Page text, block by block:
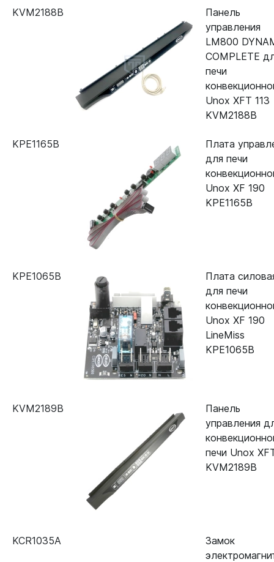
KVM2188B
Панель
управления
LM800
COMPLETE
печи
Unox XFT 113
KVM2188B
KPE1165B
Плата
для печи
Unox XF 190
KPE1165B
KPE1065B
Плата
для печи
Unox XF 190
LineMiss
KPE1065B
KVM2189B
Панель
управления
печи Unox
KVM2189B
KCR1035A
Замок